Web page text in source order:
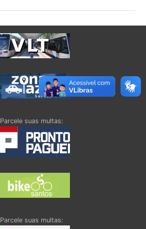
Parcele suas multas:
Parcele suas multas: